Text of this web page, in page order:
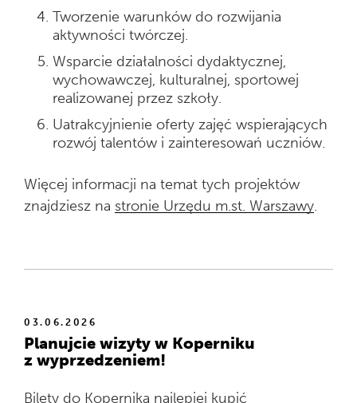
Tworzenie warunków do rozwijania
aktywności twórczej.
Wsparcie działalności dydaktycznej,
wychowawczej, kulturalnej, sportowej
realizowanej przez szkoły.
Uatrakcyjnienie oferty zajęć wspierających
rozwój talentów i zainteresowań uczniów.
Więcej informacji na temat tych projektów
znajdziesz na stronie Urzędu m.st. Warszawy.
03.06.2026
Planujcie wizyty w Koperniku
z wyprzedzeniem!
Bilety do Kopernika najlepiej kupić